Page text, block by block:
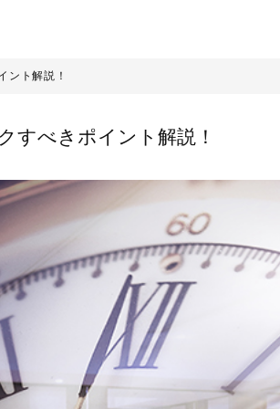
ント解説！
すべきポイント解説！